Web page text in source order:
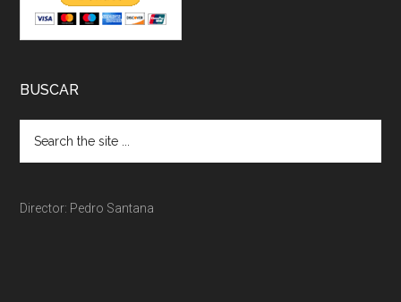
BUSCAR
Director: Pedro Santana